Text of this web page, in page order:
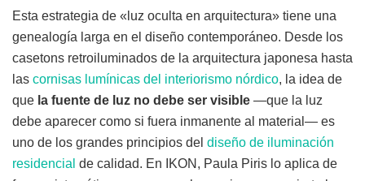
Esta estrategia de «luz oculta en arquitectura» tiene una
genealogía larga en el diseño contemporáneo. Desde los
casetons retroiluminados de la arquitectura japonesa hasta
las cornisas lumínicas del interiorismo nórdico, la idea de
que la fuente de luz no debe ser visible —que la luz
debe aparecer como si fuera inmanente al material— es
uno de los grandes principios del diseño de iluminación
residencial de calidad. En IKON, Paula Piris lo aplica de